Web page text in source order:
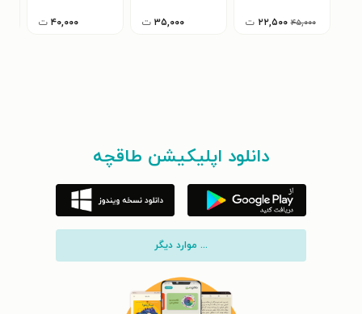
۴۵,۰۰۰ ۲۲,۵۰۰ ت ۳۵,۰۰۰ ت ۴۰,۰۰۰ ت
دانلود اپلیکیشن طاقچه
... موارد دیگر